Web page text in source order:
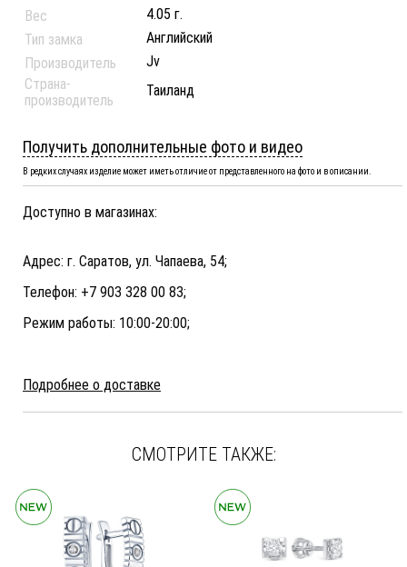
Вес
4.05 г.
Тип замка
Английский
Производитель
Jv
Страна-
производитель
Таиланд
Получить дополнительные фото и видео
В редких случаях изделие может иметь отличие от представленного на фото и в описании.
Доступно в магазинах:
Адрес: г. Саратов, ул. Чапаева, 54;
Телефон: +7 903 328 00 83;
Режим работы: 10:00-20:00;
Подробнее о доставке
СМОТРИТЕ ТАКЖЕ: